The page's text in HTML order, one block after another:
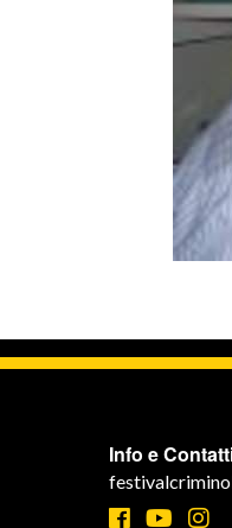
Info e